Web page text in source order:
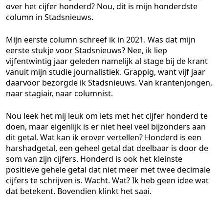
over het cijfer honderd? Nou, dit is mijn honderdste
column in Stadsnieuws.
Mijn eerste column schreef ik in 2021. Was dat mijn
eerste stukje voor Stadsnieuws? Nee, ik liep
vijfentwintig jaar geleden namelijk al stage bij de krant
vanuit mijn studie journalistiek. Grappig, want vijf jaar
daarvoor bezorgde ik Stadsnieuws. Van krantenjongen,
naar stagiair, naar columnist.
Nou leek het mij leuk om iets met het cijfer honderd te
doen, maar eigenlijk is er niet heel veel bijzonders aan
dit getal. Wat kan ik erover vertellen? Honderd is een
harshadgetal, een geheel getal dat deelbaar is door de
som van zijn cijfers. Honderd is ook het kleinste
positieve gehele getal dat niet meer met twee decimale
cijfers te schrijven is. Wacht. Wat? Ik heb geen idee wat
dat betekent. Bovendien klinkt het saai.